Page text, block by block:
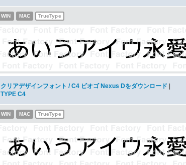
WIN MAC TrueType
クリアデザインフォント / C4 ビオゴ Nexus Dをダウンロード
TYPE C4
WIN MAC TrueType